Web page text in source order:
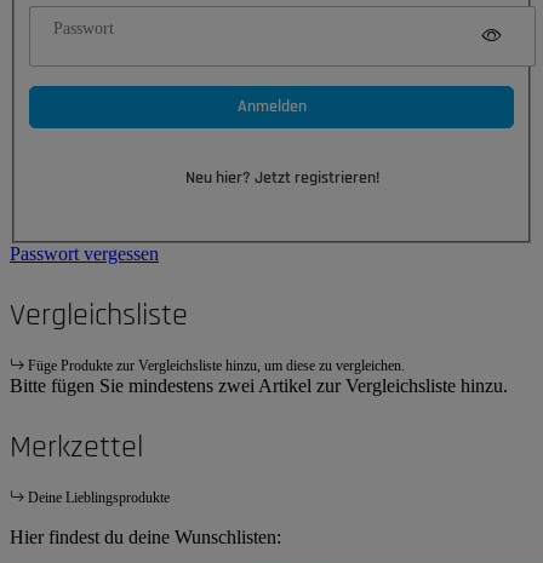
Passwort
Anmelden
Neu hier? Jetzt registrieren!
Passwort vergessen
Vergleichsliste
Füge Produkte zur Vergleichsliste hinzu, um diese zu vergleichen.
Bitte fügen Sie mindestens zwei Artikel zur Vergleichsliste hinzu.
Merkzettel
Deine Lieblingsprodukte
Hier findest du deine Wunschlisten: